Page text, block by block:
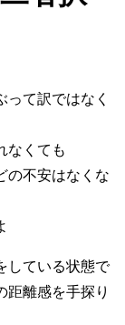
て訳ではなく
なくても
の不安はなくな
している状態で
距離感を手探り